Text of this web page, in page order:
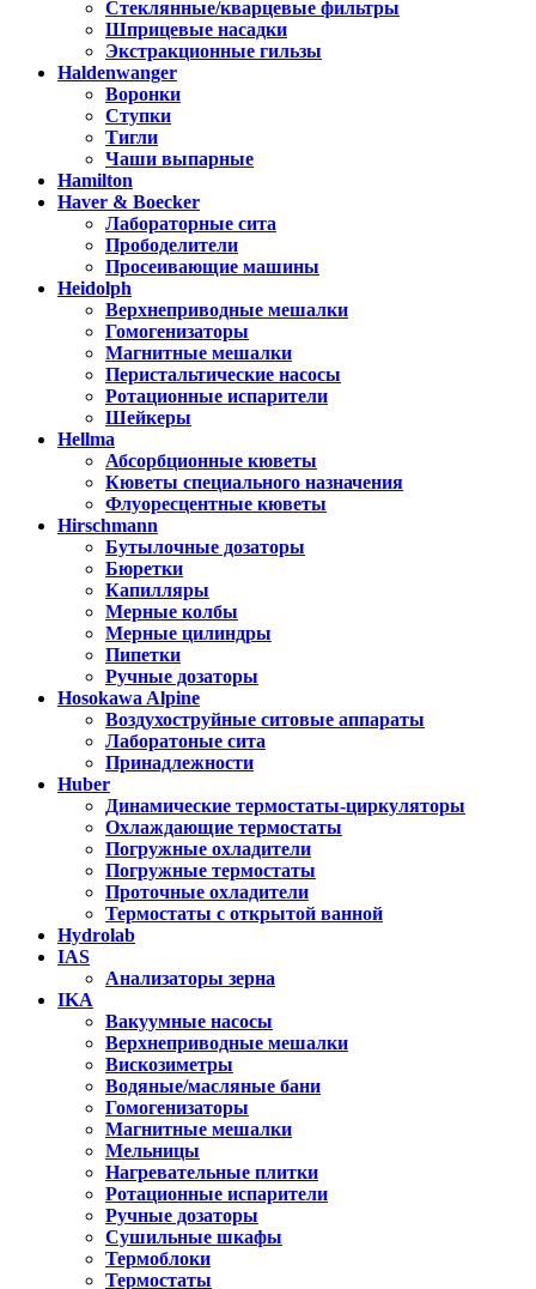
Стеклянные/кварцевые фильтры
Шприцевые насадки
Экстракционные гильзы
Haldenwanger
Воронки
Ступки
Тигли
Чаши выпарные
Hamilton
Haver & Boecker
Лабораторные сита
Прободелители
Просеивающие машины
Heidolph
Верхнеприводные мешалки
Гомогенизаторы
Магнитные мешалки
Перистальтические насосы
Ротационные испарители
Шейкеры
Hellma
Абсорбционные кюветы
Кюветы специального назначения
Флуоресцентные кюветы
Hirschmann
Бутылочные дозаторы
Бюретки
Капилляры
Мерные колбы
Мерные цилиндры
Пипетки
Ручные дозаторы
Hosokawa Alpine
Воздухоструйные ситовые аппараты
Лаборатоные сита
Принадлежности
Huber
Динамические термостаты-циркуляторы
Охлаждающие термостаты
Погружные охладители
Погружные термостаты
Проточные охладители
Термостаты с открытой ванной
Hydrolab
IAS
Анализаторы зерна
IKA
Вакуумные насосы
Верхнеприводные мешалки
Вискозиметры
Водяные/масляные бани
Гомогенизаторы
Магнитные мешалки
Мельницы
Нагревательные плитки
Ротационные испарители
Ручные дозаторы
Сушильные шкафы
Термоблоки
Термостаты